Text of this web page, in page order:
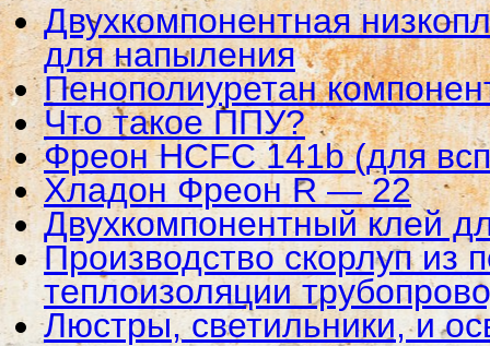
Двухкомпонентная
для напыления
Пенополиуретан
Что такое ППУ?
Фреон HCFC 141b (для
Хладон Фреон R — 22
Двухкомпонентный клей
Производство скорлуп из
теплоизоляции
Люстры, светильники, и